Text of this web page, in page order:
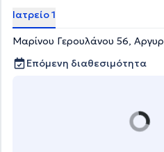
Ιατρείο 1
Μαρίνου Γερουλάνου 56,
Επόμενη διαθεσιμότητα